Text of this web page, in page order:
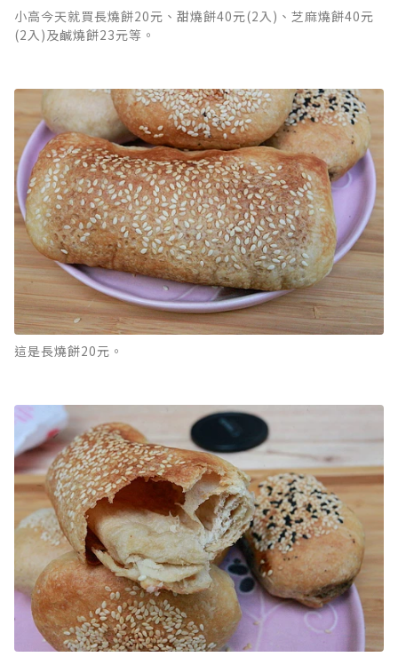
小高今天就買長燒餅20元、甜燒餅40元(2入)、芝麻燒餅40元
(2入)及鹹燒餅23元等。
這是長燒餅20元。